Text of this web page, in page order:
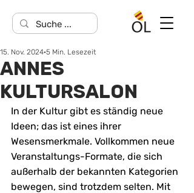
ANNES
KULTURSALON
15. Nov. 2024 5 Min. Lesezeit
In der Kultur gibt es ständig neue
Ideen; das ist eines ihrer
Wesensmerkmale. Vollkommen neue
Veranstaltungs-Formate, die sich
außerhalb der bekannten Kategorien
bewegen, sind trotzdem selten. Mit